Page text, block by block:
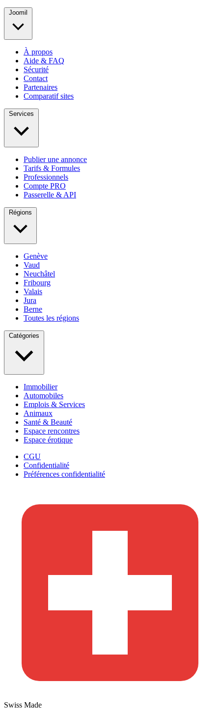
Joomil
À propos
Aide & FAQ
Sécurité
Contact
Partenaires
Comparatif sites
Services
Publier une annonce
Tarifs & Formules
Professionnels
Compte PRO
Passerelle & API
Régions
Genève
Vaud
Neuchâtel
Fribourg
Valais
Jura
Berne
Toutes les régions
Catégories
Immobilier
Automobiles
Emplois & Services
Animaux
Santé & Beauté
Espace rencontres
Espace érotique
CGU
Confidentialité
Préférences confidentialité
Swiss Made